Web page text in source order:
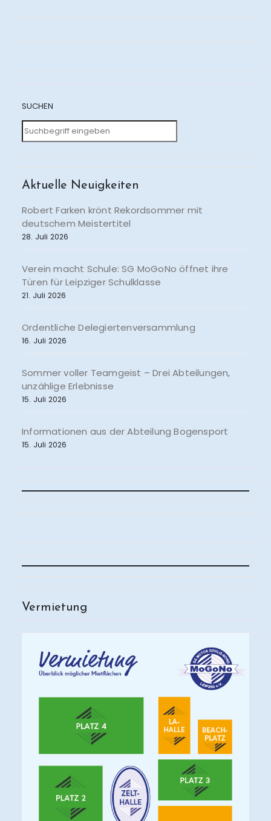
SUCHEN
Aktuelle Neuigkeiten
Robert Farken krönt Rekordsommer mit
deutschem Meistertitel
28. Juli 2026
Verein macht Schule: SG MoGoNo öffnet ihre
Türen für Leipziger Schulklasse
21. Juli 2026
Ordentliche Delegiertenversammlung
16. Juli 2026
Sommer voller Teamgeist – Drei Abteilungen,
unzählige Erlebnisse
15. Juli 2026
Informationen aus der Abteilung Bogensport
15. Juli 2026
Vermietung